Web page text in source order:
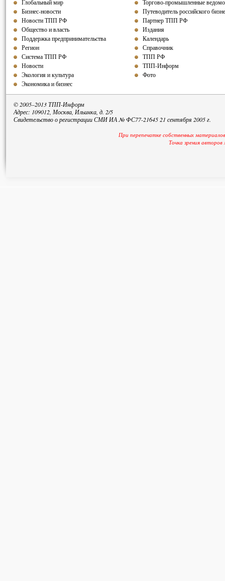
Глобальный мир
Бизнес-новости
Новости ТПП РФ
Общество и власть
Поддержка предпринимательства
Регион
Система ТПП РФ
Новости
Экология и культура
Экономика и бизнес
Торгово-промышленные
Путеводитель российского
Партнер ТПП РФ
Издания
Календарь
Справочник
ТПП РФ
ТПП-Информ
Фото
© 2005–2013 ТПП-Информ
Адрес: 109012, Москва, Ильинка, д. 2/5
Свидетельство о регистрации СМИ ИА № ФС77-21645 21 сентября 2005 г.
При перепечатке собственных
Точка зрения